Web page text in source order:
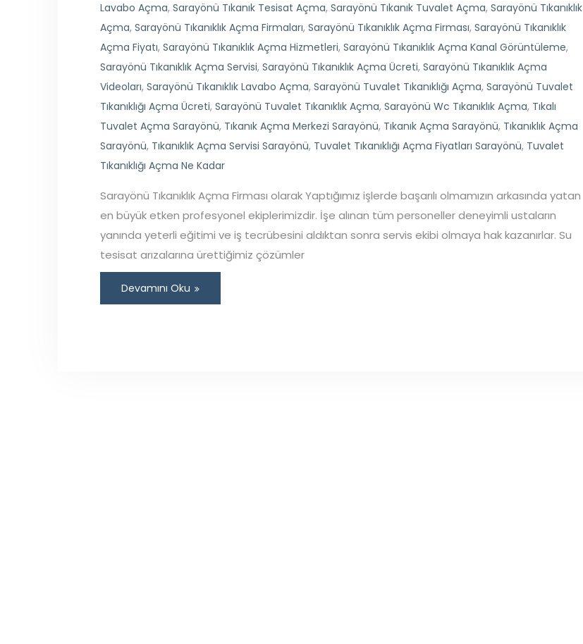
Lavabo Açma, Sarayönü Tıkanık Tesisat Açma, Sarayönü Tıkanık Tuvalet Açma, Sarayönü Tıkanıklık
Açma, Sarayönü Tıkanıklık Açma Firmaları, Sarayönü Tıkanıklık Açma Firması, Sarayönü Tıkanıklık
Açma Fiyatı, Sarayönü Tıkanıklık Açma Hizmetleri, Sarayönü Tıkanıklık Açma Kanal Görüntüleme,
Sarayönü Tıkanıklık Açma Servisi, Sarayönü Tıkanıklık Açma Ücreti, Sarayönü Tıkanıklık Açma
Videoları, Sarayönü Tıkanıklık Lavabo Açma, Sarayönü Tuvalet Tıkanıklığı Açma, Sarayönü Tuvalet
Tıkanıklığı Açma Ücreti, Sarayönü Tuvalet Tıkanıklık Açma, Sarayönü Wc Tıkanıklık Açma, Tıkalı
Tuvalet Açma Sarayönü, Tıkanık Açma Merkezi Sarayönü, Tıkanık Açma Sarayönü, Tıkanıklık Açma
Sarayönü, Tıkanıklık Açma Servisi Sarayönü, Tuvalet Tıkanıklığı Açma Fiyatları Sarayönü, Tuvalet
Tıkanıklığı Açma Ne Kadar
Sarayönü Tıkanıklık Açma Firması olarak Yaptığımız işlerde başarılı olmamızın arkasında yatan
en büyük etken profesyonel ekiplerimizdir. İşe alınan tüm personeller deneyimli ustaların
yanında yeterli eğitimi ve iş tecrübesini aldıktan sonra servis ekibi olmaya hak kazanırlar. Su
tesisat arızalarına ürettiğimiz çözümler
Devamını Oku